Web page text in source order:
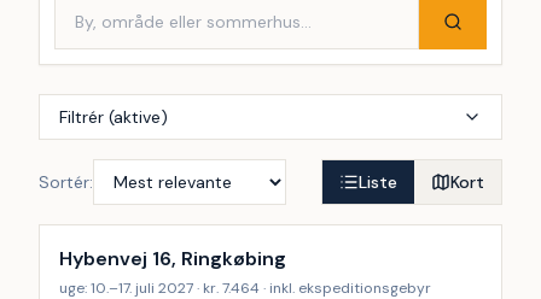
Filtrér (aktive)
Sortér: Liste Kort
Hybenvej 16, Ringkøbing
uge: 10.–17. juli 2027 · kr. 7.464 · inkl. ekspeditionsgebyr